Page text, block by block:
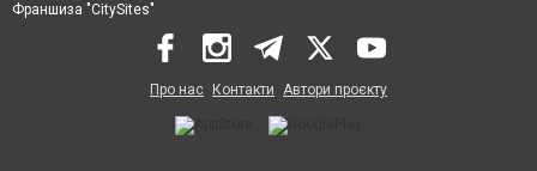
Франшиза "CitySites"
Про нас Контакти Автори проєкту